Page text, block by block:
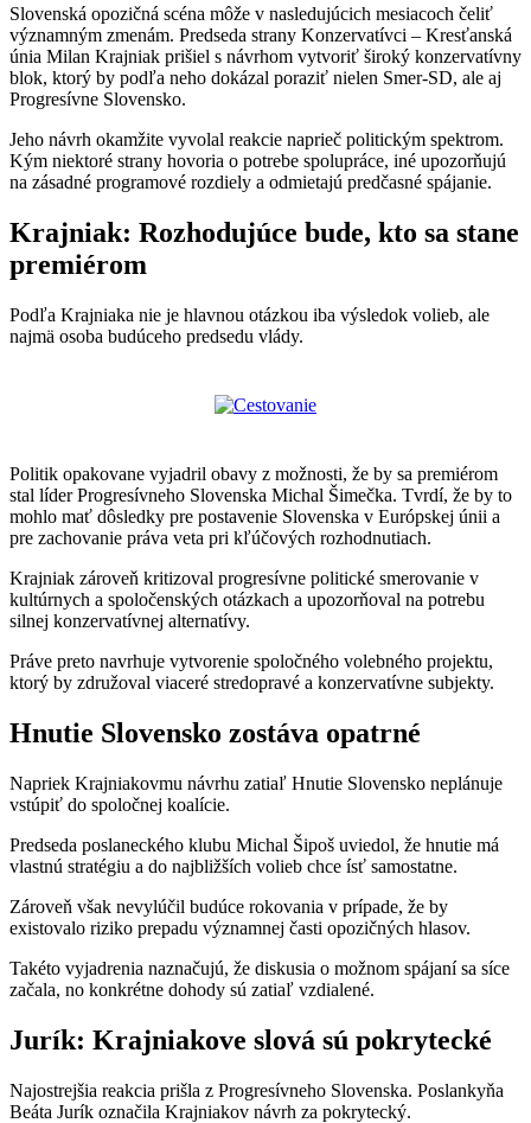
Slovenská opozičná scéna môže v nasledujúcich mesiacoch čeliť
významným zmenám. Predseda strany Konzervatívci – Kresťanská
únia Milan Krajniak prišiel s návrhom vytvoriť široký konzervatívny
blok, ktorý by podľa neho dokázal poraziť nielen Smer-SD, ale aj
Progresívne Slovensko.
Jeho návrh okamžite vyvolal reakcie naprieč politickým spektrom.
Kým niektoré strany hovoria o potrebe spolupráce, iné upozorňujú
na zásadné programové rozdiely a odmietajú predčasné spájanie.
Krajniak: Rozhodujúce bude, kto sa stane
premiérom
Podľa Krajniaka nie je hlavnou otázkou iba výsledok volieb, ale
najmä osoba budúceho predsedu vlády.
Politik opakovane vyjadril obavy z možnosti, že by sa premiérom
stal líder Progresívneho Slovenska Michal Šimečka. Tvrdí, že by to
mohlo mať dôsledky pre postavenie Slovenska v Európskej únii a
pre zachovanie práva veta pri kľúčových rozhodnutiach.
Krajniak zároveň kritizoval progresívne politické smerovanie v
kultúrnych a spoločenských otázkach a upozorňoval na potrebu
silnej konzervatívnej alternatívy.
Práve preto navrhuje vytvorenie spoločného volebného projektu,
ktorý by združoval viaceré stredopravé a konzervatívne subjekty.
Hnutie Slovensko zostáva opatrné
Napriek Krajniakovmu návrhu zatiaľ Hnutie Slovensko neplánuje
vstúpiť do spoločnej koalície.
Predseda poslaneckého klubu Michal Šipoš uviedol, že hnutie má
vlastnú stratégiu a do najbližších volieb chce ísť samostatne.
Zároveň však nevylúčil budúce rokovania v prípade, že by
existovalo riziko prepadu významnej časti opozičných hlasov.
Takéto vyjadrenia naznačujú, že diskusia o možnom spájaní sa síce
začala, no konkrétne dohody sú zatiaľ vzdialené.
Jurík: Krajniakove slová sú pokrytecké
Najostrejšia reakcia prišla z Progresívneho Slovenska. Poslankyňa
Beáta Jurík označila Krajniakov návrh za pokrytecký.